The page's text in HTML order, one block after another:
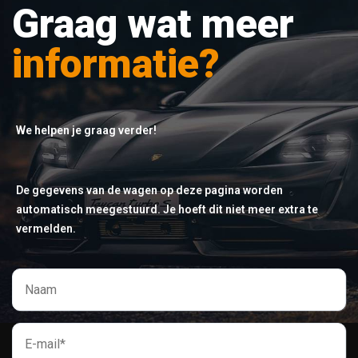
Graag wat meer
informatie?
We helpen je graag verder!
De gegevens van de wagen op deze pagina worden
automatisch meegestuurd. Je hoeft dit niet meer extra te
vermelden.